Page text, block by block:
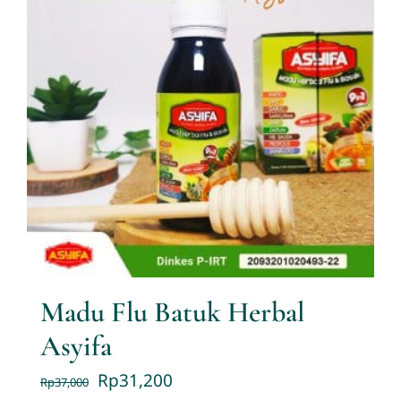
Madu Flu Batuk Herbal
Asyifa
Rp37,000 Rp31,200